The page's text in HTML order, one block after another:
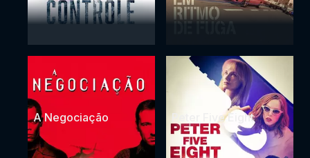
A Negociação Peter Five Eight